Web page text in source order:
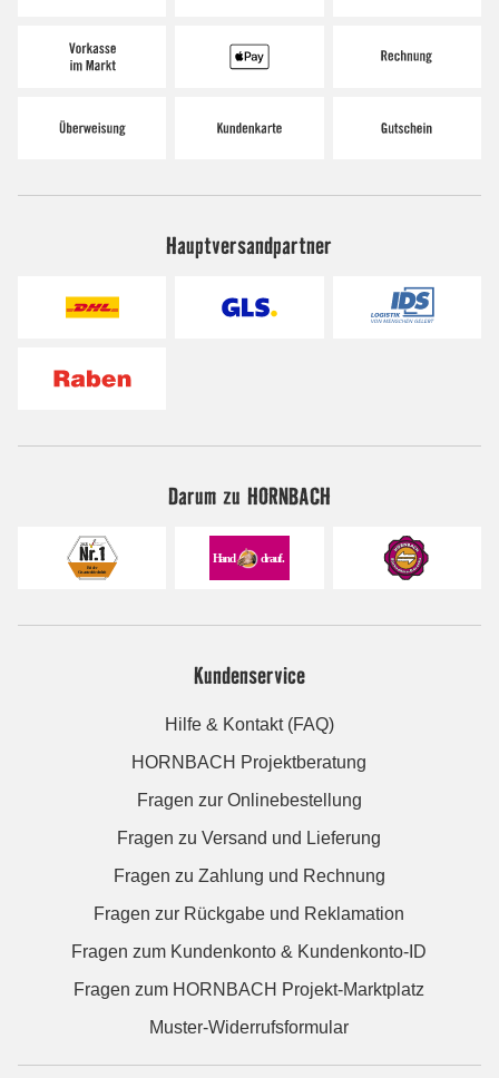
Hauptversandpartner
Darum zu HORNBACH
Kundenservice
Hilfe & Kontakt (FAQ)
HORNBACH Projektberatung
Fragen zur Onlinebestellung
Fragen zu Versand und Lieferung
Fragen zu Zahlung und Rechnung
Fragen zur Rückgabe und Reklamation
Fragen zum Kundenkonto & Kundenkonto-ID
Fragen zum HORNBACH Projekt-Marktplatz
Muster-Widerrufsformular